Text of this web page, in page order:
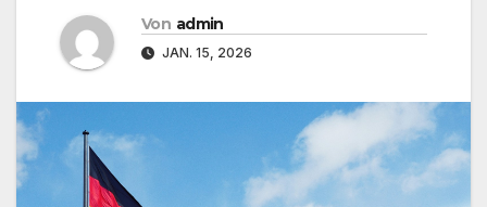
Von admin
JAN. 15, 2026